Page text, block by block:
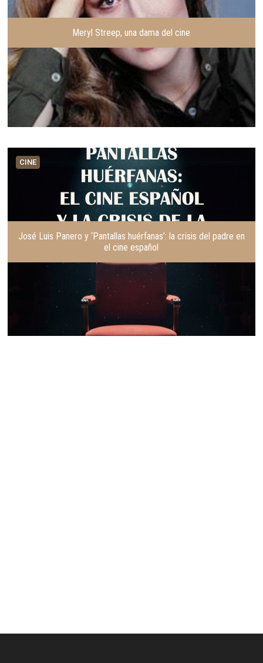
Meryl Streep, una dama del cine
CINE
José Luis Panero y ‘Pantallas huérfanas’: la crisis del padre en
el cine español